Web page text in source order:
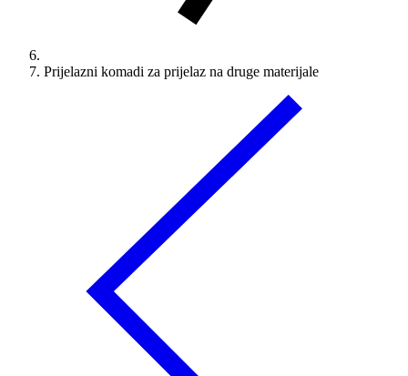
Prijelazni komadi za prijelaz na druge materijale